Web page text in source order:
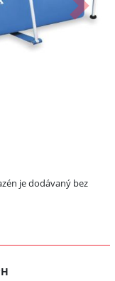
Ďalší
je dodávaný bez